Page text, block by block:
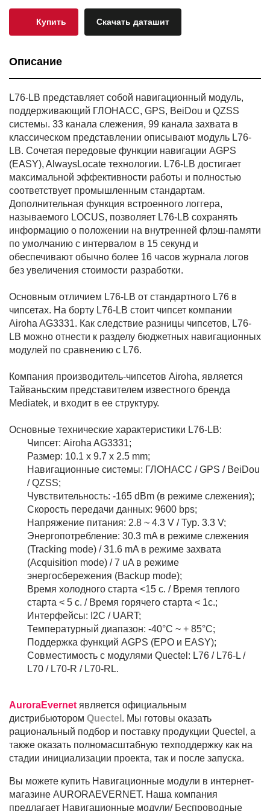
Купить Скачать даташит
Описание
L76-LB представляет собой навигационный модуль,
поддерживающий ГЛОНАСС, GPS, BeiDou и QZSS
системы. 33 канала слежения, 99 канала захвата в
классическом представлении описывают модуль L76-
LB. Сочетая передовые функции навигации AGPS
(EASY), AlwaysLocate технологии. L76-LB достигает
максимальной эффективности работы и полностью
соответствует промышленным стандартам.
Дополнительная функция встроенного логгера,
называемого LOCUS, позволяет L76-LB сохранять
информацию о положении на внутренней флэш-памяти
по умолчанию с интервалом в 15 секунд и
обеспечивают обычно более 16 часов журнала логов
без увеличения стоимости разработки.
Основным отличием L76-LB от стандартного L76 в
чипсетах. На борту L76-LB стоит чипсет компании
Airoha AG3331. Как следствие разницы чипсетов, L76-
LB можно отнести к разделу бюджетных навигационных
модулей по сравнению с L76.
Компания производитель-чипсетов Airoha, является
Тайваньским представителем известного бренда
Mediatek, и входит в ее структуру.
Основные технические характеристики L76-LB:
Чипсет: Airoha AG3331;
Размер: 10.1 х 9.7 х 2.5 mm;
Навигационные системы: ГЛОНАСС / GPS / BeiDou
/ QZSS;
Чувствительность: -165 dBm (в режиме слежения);
Скорость передачи данных: 9600 bps;
Напряжение питания: 2.8 ~ 4.3 V / Typ. 3.3 V;
Энергопотребление: 30.3 mA в режиме слежения
(Tracking mode) / 31.6 mA в режиме захвата
(Acquisition mode) / 7 uA в режиме
энергосбережения (Backup mode);
Время холодного старта <15 c. / Время теплого
старта < 5 c. / Время горячего старта < 1c.;
Интерфейсы: I2C / UART;
Температурный диапазон: -40°С ~ + 85°C;
Поддержка функций AGPS (EPO и EASY);
Совместимость с модулями Quectel: L76 / L76-L /
L70 / L70-R / L70-RL.
AuroraEvernet является официальным
дистрибьютором Quectel . Мы готовы оказать
рациональный подбор и поставку продукции Quectel, а
также оказать полномасштабную техподдержку как на
стадии инициализации проекта, так и после запуска.
Вы можете купить Навигационные модули в интернет-
магазине AURORAEVERNET. Наша компания
предлагает Навигационные модули/ Беспроводные